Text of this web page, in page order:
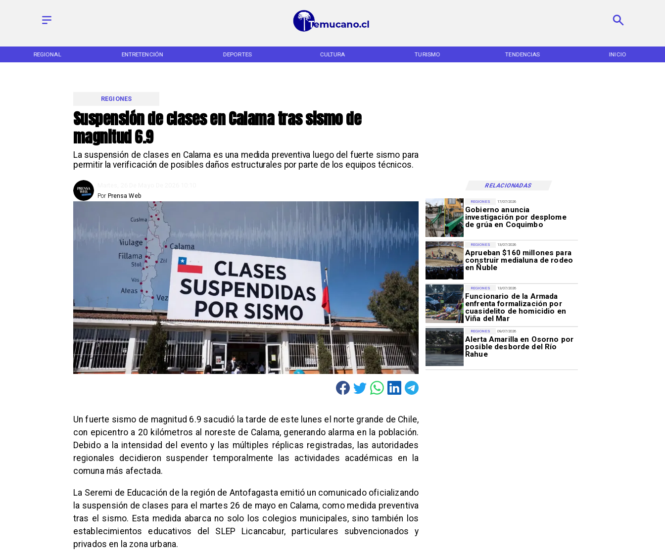
REGIONAL ENTRETENCIÓN DEPORTES CULTURA TURISMO TENDENCIAS INICIO
Suspensión de clases en Calama tras sismo de
magnitud 6.9
La suspensión de clases en Calama es una medida preventiva luego del fuerte sismo para
permitir la verificación de posibles daños estructurales por parte de los equipos técnicos.
REGIONES
RELACIONADAS
Prensa Web
Por
17/07/2026
Gobierno anuncia
investigación por desplome
de grúa en Coquimbo
REGIONES
13/07/2026
Aprueban $160 millones para
construir medialuna de rodeo
en Ñuble
REGIONES
13/07/2026
Funcionario de la Armada
enfrenta formalización por
cuasidelito de homicidio en
Viña del Mar
REGIONES
09/07/2026
Alerta Amarilla en Osorno por
posible desborde del Río
Rahue
REGIONES
Un fuerte sismo de magnitud 6.9 sacudió la tarde de este lunes el norte grande de Chile,
con epicentro a 20 kilómetros al noreste de Calama, generando alarma en la población.
Debido a la intensidad del evento y las múltiples réplicas registradas, las autoridades
regionales decidieron suspender temporalmente las actividades académicas en la
comuna más afectada.
La Seremi de Educación de la región de Antofagasta emitió un comunicado oficializando
la suspensión de clases para el martes 26 de mayo en Calama, como medida preventiva
tras el sismo. Esta medida abarca no solo los colegios municipales, sino también los
establecimientos educativos del SLEP Licancabur, particulares subvencionados y
privados en la zona urbana.